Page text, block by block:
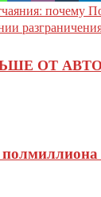
почему
ОТ